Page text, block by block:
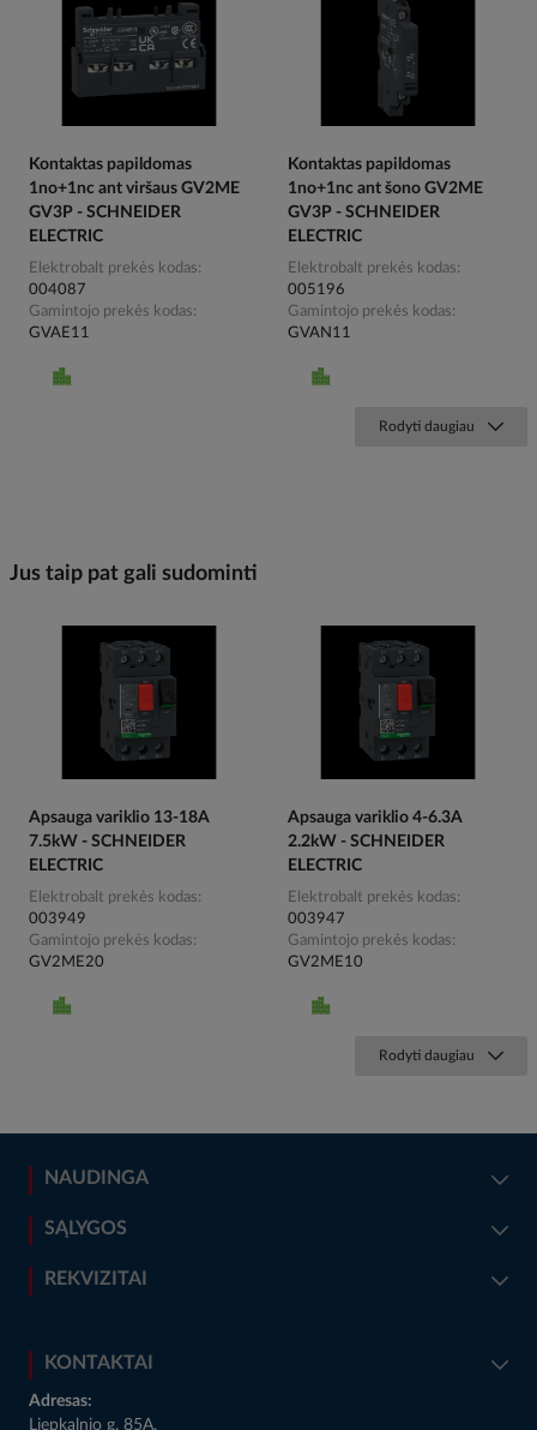
Kontaktas papildomas
1no+1nc ant viršaus GV2ME
GV3P - SCHNEIDER
ELECTRIC
Elektrobalt prekės kodas
004087
Gamintojo prekės kodas
GVAE11
Kontaktas papildomas
1no+1nc ant šono GV2ME
GV3P - SCHNEIDER
ELECTRIC
Elektrobalt prekės kodas
005196
Gamintojo prekės kodas
GVAN11
Rodyti daugiau
Jus taip pat gali sudominti
Apsauga variklio 13-18A
7.5kW - SCHNEIDER
ELECTRIC
Elektrobalt prekės kodas
003949
Gamintojo prekės kodas
GV2ME20
Apsauga variklio 4-6.3A
2.2kW - SCHNEIDER
ELECTRIC
Elektrobalt prekės kodas
003947
Gamintojo prekės kodas
GV2ME10
Rodyti daugiau
NAUDINGA
SĄLYGOS
REKVIZITAI
KONTAKTAI
Adresas:
Liepkalnio g. 85A,